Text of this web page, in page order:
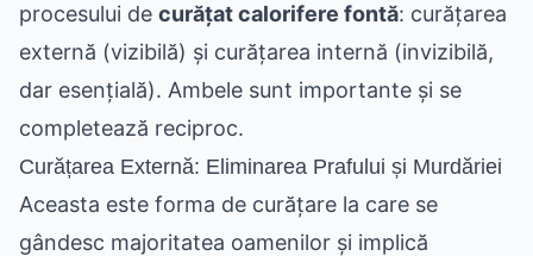
procesului de curățat calorifere fontă: curățarea
externă (vizibilă) și curățarea internă (invizibilă,
dar esențială). Ambele sunt importante și se
completează reciproc.
Curățarea Externă: Eliminarea Prafului și Murdăriei
Aceasta este forma de curățare la care se
gândesc majoritatea oamenilor și implică